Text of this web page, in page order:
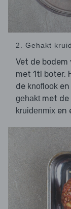
2. Gehakt
Vet de
met 1tl boter.
de knoflook
gehaktmet de
kruidenmix en